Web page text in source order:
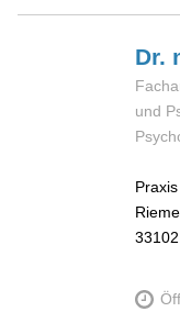
Dr.
und
33102